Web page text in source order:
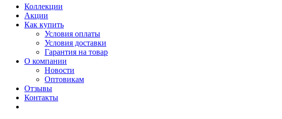
Коллекции
Акции
Как купить
Условия оплаты
Условия доставки
Гарантия на товар
О компании
Новости
Оптовикам
Отзывы
Контакты